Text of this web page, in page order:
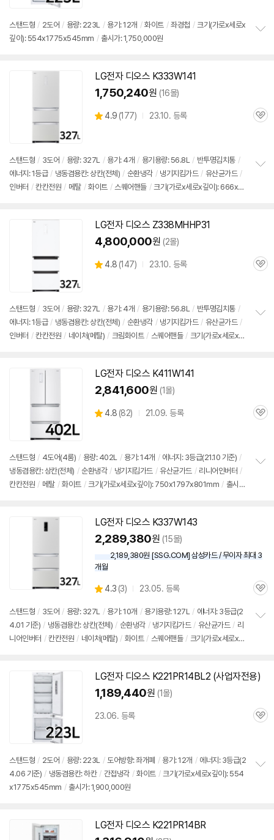
스탠드형 / 2도어 / 용량: 223L / 용기: 12개 / 화이트 / 좌경첩 / 크기(가로x세로x
깊이): 554x1775x545mm / 출시가: 1,750,000원
LG전자 디오스 K333W141
1,750,240원 (16몰)
별
4.9 (상
뷰
177) 23.10. 등록
관
스탠드형 / 3도어 / 용량: 327L / 용기: 4개 / 용기용량: 56.8L / 반투명김치통 /
에너지: 1등급 / 냉동겸용칸: 상칸(전체) / 순환냉각 / 냉기지킴가드 / 유산균가드 /
인버터 / 칸칸전원 / 메탈 / 화이트 / 스퀘어핸들 / 크기(가로x세로x깊이): 666x18
LG전자 디오스 Z338MHHP31
4,800,000원 (2몰)
별
4.8 (상
뷰
147) 23.10. 등록
관
스탠드형 / 3도어 / 용량: 327L / 용기: 4개 / 용기용량: 56.8L / 반투명김치통 /
에너지: 1등급 / 냉동겸용칸: 상칸(전체) / 순환냉각 / 냉기지킴가드 / 유산균가드 /
인버터 / 칸칸전원 / 네이처(메탈) / 크림화이트 / 스퀘어핸들 / 크기(가로x세로x깊
LG전자 디오스 K411W141
2,841,600원 (1몰)
별
4.8 (상
뷰
82) 21.09. 등록
관
스탠드형 / 4도어(4룸) / 용량: 402L / 용기: 14개 / 에너지: 3등급(21.10 기준) /
냉동겸용칸: 상칸(전체) / 순환냉각 / 냉기지킴가드 / 유산균가드 / 리니어인버터 /
칸칸전원 / 메탈 / 화이트 / 크기(가로x세로x깊이): 750x1797x801mm / 출시
LG전자 디오스 K337W143
2,289,380원 (15몰)
2,189,380원 [SSG.COM] 삼성카드 / 무이자 최대 3
개월
별
점
4.3 (상
리
뷰
3) 23.05. 등록
관
스탠드형 / 3도어 / 용량: 327L / 용기: 10개 / 용기용량: 127L / 에너지: 3등급(2
4.01 기준) / 냉동겸용칸: 상칸(전체) / 순환냉각 / 냉기지킴가드 / 유산균가드 / 리
니어인버터 / 칸칸전원 / 네이처(메탈) / 화이트 / 스퀘어핸들 / 크기(가로x세로x깊
LG전자 디오스 K221PR14BL2 (사업자전용)
1,189,440원 (1몰)
23.06. 등록
관
스탠드형 / 2도어 / 용량: 223L / 도어방향: 좌개폐 / 용기: 12개 / 에너지: 3등급(2
4.06 기준) / 냉동겸용칸: 하칸 / 간접냉각 / 화이트 / 크기(가로x세로x깊이): 554
x1775x545mm / 출시가: 1,900,000원
LG전자 디오스 K221PR14BR